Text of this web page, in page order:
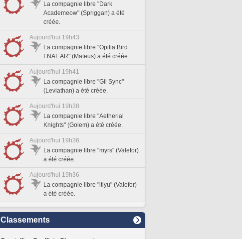
La compagnie libre "Dark
Academeow" (Spriggan) a été
créée.
Aujourd'hui 19h43
La compagnie libre "Opilia Bird
FNAF AR" (Mateus) a été créée.
Aujourd'hui 19h41
La compagnie libre "Gil Sync"
(Leviathan) a été créée.
Aujourd'hui 19h38
La compagnie libre "Aetherial
Knights" (Golem) a été créée.
Aujourd'hui 19h36
La compagnie libre "myrs" (Valefor)
a été créée.
Aujourd'hui 19h36
La compagnie libre "ltiyu" (Valefor)
a été créée.
Classements